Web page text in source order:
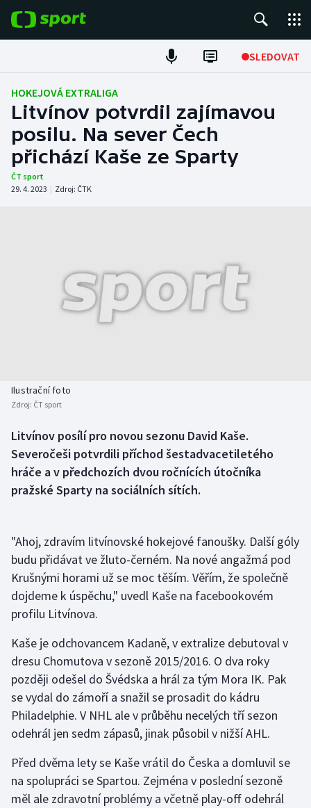
SLEDOVAT
Fotbal
Hokej
Tenis
Atletika
Americký fotbal
Baseball a softbal
Biatlon
Box
Curling
Florbal
Futsal
Golf
Gymnastika
Házená
Jezdectví
Judo
Krasobruslení
NEPŘEHLÉDNĚTE
Aplikace ČT sport
HOKEJOVÁ EXTRALIGA
Litvínov potvrdil zajímavou
posilu. Na sever Čech
přichází Kaše ze Sparty
ČT sport
29. 4. 2023 | Zdroj: ČTK
Ilustrační foto
Zdroj: ČT sport
Litvínov posílí pro novou sezonu David Kaše.
Severočeši potvrdili příchod šestadvacetiletého
hráče a v předchozích dvou ročnících útočníka
pražské Sparty na sociálních sítích.
"Ahoj, zdravím litvínovské hokejové fanoušky. Další góly
budu přidávat ve žluto-černém. Na nové angažmá pod
Krušnými horami už se moc těším. Věřím, že společně
dojdeme k úspěchu," uvedl Kaše na facebookovém
profilu Litvínova.
Kaše je odchovancem Kadaně, v extralize debutoval v
dresu Chomutova v sezoně 2015/2016. O dva roky
později odešel do Švédska a hrál za tým Mora IK. Pak
se vydal do zámoří a snažil se prosadit do kádru
Philadelphie. V NHL ale v průběhu necelých tří sezon
odehrál jen sedm zápasů, jinak působil v nižší AHL.
Před dvěma lety se Kaše vrátil do Česka a domluvil se
na spolupráci se Spartou. Zejména v poslední sezoně
měl ale zdravotní problémy a včetně play-off odehrál